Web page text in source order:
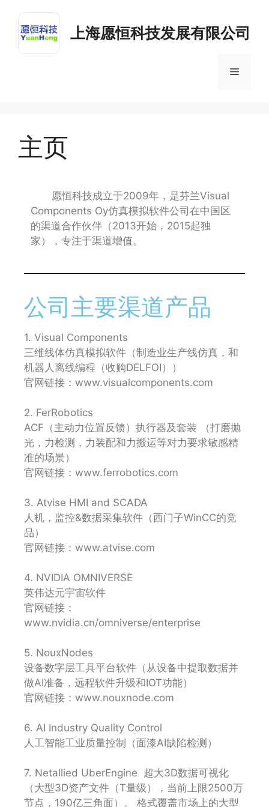
上海愿恒科技发展有限公司
主页
愿恒科技成立于2009年，是芬兰Visual
Components Oy仿真模拟软件公司在中国区
的渠道合作伙伴（2013开始，2015起独
家），专注于渠道增值。
公司主要渠道产品
1. Visual Components
三维线体仿真模拟软件（制造业生产线仿真，和
机器人离线编程（收购DELFOI））
官网链接：www.visualcomponents.com
2. FerRobotics
ACF（主动力位置反馈）执行器及套装 （打磨抛
光，力检测，力装配和力搬运等对力要求敏感精
准的场景）
官网链接：www.ferrobotics.com
3. Atvise HMI and SCADA
人机，监控&数据采集软件（西门子WinCC的竞
品）
官网链接：www.atvise.com
4. NVIDIA OMNIVERSE
英伟达元宇宙软件
官网链接：
www.nvidia.cn/omniverse/enterprise
5. NouxNodes
设备数字层工具平台软件（从设备中提取数据并
做AI准备，远程软件升级和IOT功能）
官网链接：www.nouxnode.com
6. AI Industry Quality Control
人工智能工业质量控制（面漆AI缺陷检测）
7. Netallied UberEngine 超大3D数据可视化
（大型3D资产文件（T量级），当前上限2500万
节点，190亿三角面）。 格式覆盖市场上的大型